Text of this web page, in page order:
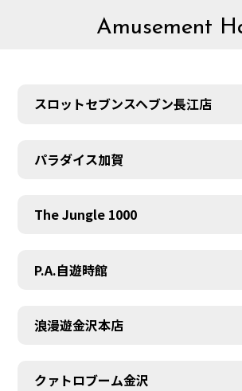
Amusement
スロットセブンスヘブン長江店
パラダイス加賀
The Jungle 1000
P.A.自遊時館
浪漫遊金沢本店
クァトロブーム金沢